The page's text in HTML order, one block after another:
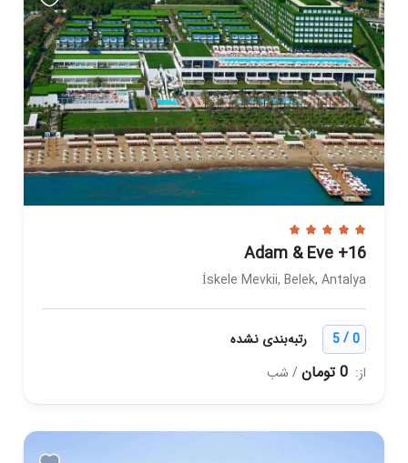
Adam & Eve +16
İskele Mevkii, Belek, Antalya
0
/
رتبه‌بندی نشده
از: 0 تومان / شب